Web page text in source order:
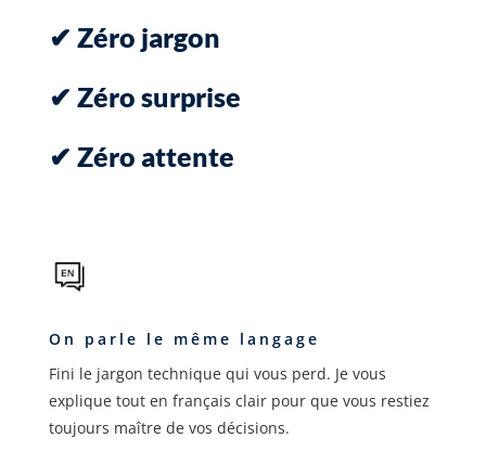
✔ Zéro jargon
✔ Zéro surprise
✔ Zéro attente
On parle le même langage
Fini le jargon technique qui vous perd. Je vous
explique tout en français clair pour que vous restiez
toujours maître de vos décisions.